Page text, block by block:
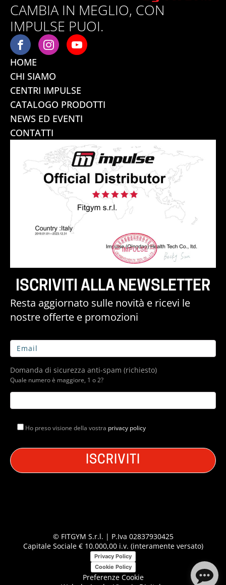
CAMBIA IN MEGLIO, CON
IMPULSE PUOI.
HOME
CHI SIAMO
CENTRI IMPULSE
CATALOGO PRODOTTI
NEWS ED EVENTI
CONTATTI
ISCRIVITI ALLA NEWSLETTER
Resta aggiornato sulle novità e ricevi le
nostre offerte e promozioni
Domanda di sicurezza anti-spam (richiesto)
Quale numero è maggiore, 1 o 2?
Ho preso visione della vostra privacy policy
© FITGYM S.r.l. | P.Iva 02837930425
Capitale Sociale € 10.000,00 i.v. (interamente versato)
Privacy Policy
Cookie Policy
Preferenze Cookie